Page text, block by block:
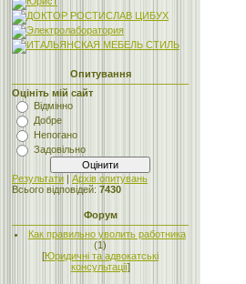
Опитування
Оцініть мій сайт
Відмінно
Добре
Непогано
Задовільно
Результати | Архів опитувань
Всього відповідей: 7430
Форум
Как правильно уволить работника
(1)
[Юридичні та адвокатські
консультації]